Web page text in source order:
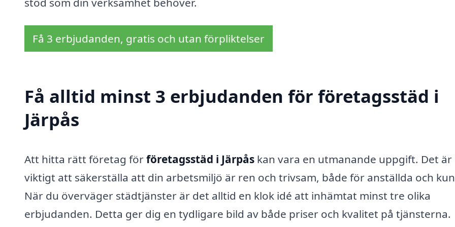
Få 3 erbjudanden, gratis och utan förpliktelser
Få alltid minst 3 erbjudanden för företagsstäd i
Järpås
Att hitta rätt företag förföretagsstäd i Järpås kan vara en utmanande uppgift. Det är
viktigt att säkerställa att din arbetsmiljö är ren och trivsam, både för anställda och
När du överväger städtjänster är det alltid en klok idé att inhämtat minst tre olika
erbjudanden. Detta ger dig en tydligare bild av både priser och kvalitet på tjänsterna.